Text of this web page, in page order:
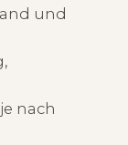
und
nach